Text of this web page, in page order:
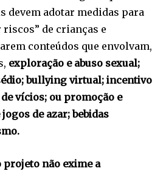
devem adotar medidas para
de crianças e
conteúdos que envolvam,
exploração e abuso sexual;
bullying virtual; incentivo
vícios; ou promoção e
de azar; bebidas
projeto não exime a